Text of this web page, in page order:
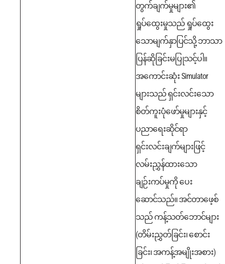
တွက်ချက်မှုများ၏
ရှုပ်ထွေးမှုသည် ရှုပ်ထွေး
သောမျက်နှာပြင်သို့ ဘာသာ
ပြန်ဆိုခြင်းမပြုသင့်ပါ။
အကောင်းဆုံး Simulator
များသည် ရှင်းလင်းသော
စိတ်ကူးပုံဖော်မှုများနှင့်
ပညာရေးဆိုင်ရာ
ရှင်းလင်းချက်များဖြင့်
လမ်းညွှန်ထားသော
ချဉ်းကပ်မှုကို ပေး
ဆောင်သည်။ အင်တာဖေ့စ်
သည် ကန့်သတ်ဘောင်များ
(တိမ်းညွှတ်ခြင်း၊ စောင်း
ခြင်း၊ အကန့်အမျိုးအစား)